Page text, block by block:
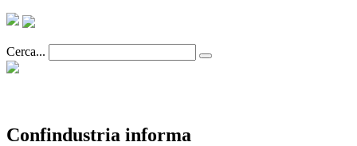
Cerca...
Confindustria informa